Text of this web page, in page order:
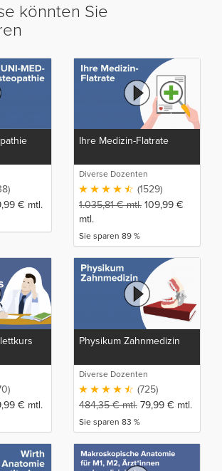
könnten Sie
€ mtl.
Ihre Medizin-Flatrate
Diverse Dozenten
(1529)
1.035,81€mtl. 109,99 €
mtl.
Sie sparen 89 %
€ mtl.
Physikum Zahnmedizin
Diverse Dozenten
(725)
484,35€mtl. 79,99 € mtl.
Sie sparen 83 %